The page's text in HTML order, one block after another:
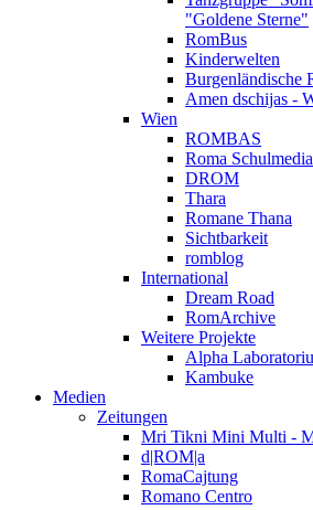
"Goldene Sterne"
RomBus
Kinderwelten
Burgenländische
Amen dschijas -
Wien
ROMBAS
Roma
DROM
Thara
Romane Thana
Sichtbarkeit
romblog
International
Dream Road
RomArchive
Weitere Projekte
Alpha
Kambuke
Medien
Zeitungen
Mri Tikni Mini Multi -
d|ROM|a
RomaCajtung
Romano Centro